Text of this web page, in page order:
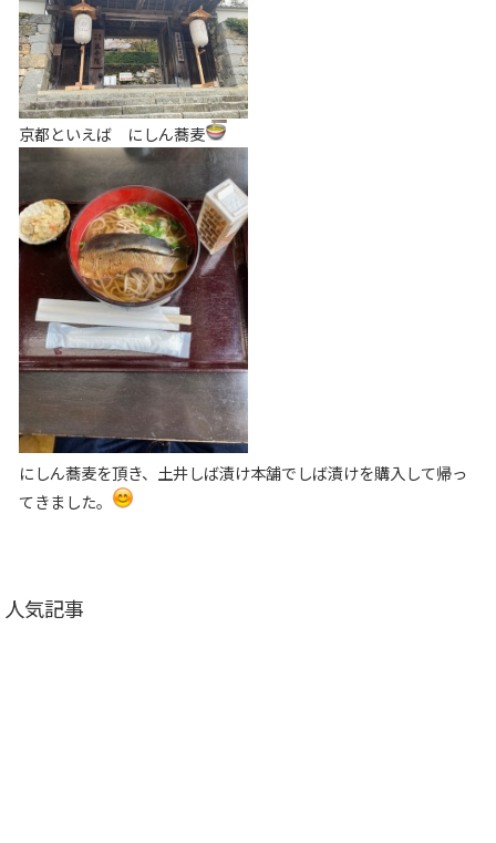
京都といえば にしん蕎麦
にしん蕎麦を頂き、土井しば漬け本舗でしば漬けを購入して帰っ
てきました。
人気記事